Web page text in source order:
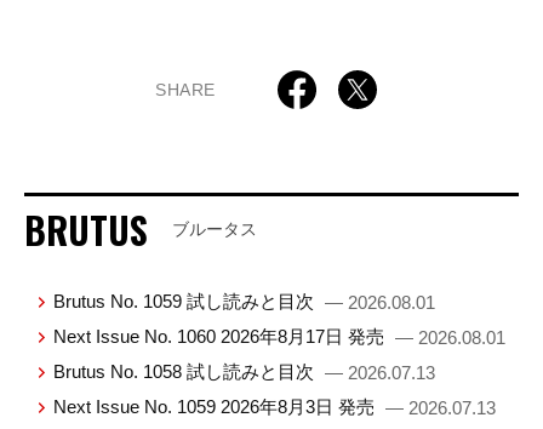
SHARE
BRUTUS ブルータス
Brutus No. 1059 試し読みと目次 — 2026.08.01
Next Issue No. 1060 2026年8月17日 発売 — 2026.08.01
Brutus No. 1058 試し読みと目次 — 2026.07.13
Next Issue No. 1059 2026年8月3日 発売 — 2026.07.13